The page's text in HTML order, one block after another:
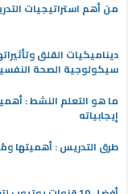
من أهم استراتيجيات
ديناميكيات القلق
سيكولوجية الصحة
ما هو التعلم النشط :
إيجابياته
طرق التدريس : أهميتها